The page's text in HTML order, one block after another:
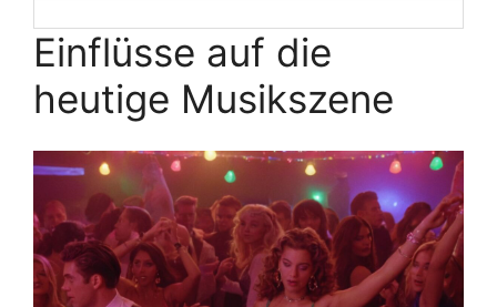
Einflüsse auf die
heutige Musikszene